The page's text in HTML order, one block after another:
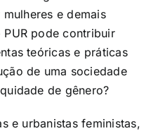
e demais
pode contribuir
teóricas e práticas
de uma sociedade
de gênero?
e urbanistas feministas,